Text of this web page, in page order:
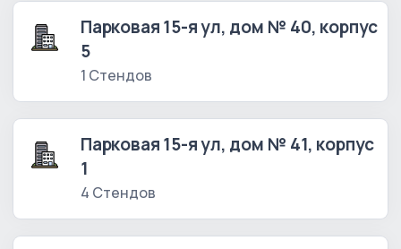
Парковая 15-я ул, дом № 40, корпус
5
1 Стендов
Парковая 15-я ул, дом № 41, корпус
1
4 Стендов